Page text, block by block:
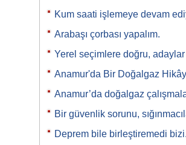
Kum saati işlemeye devam
Arabaşı çorbası yapalım.
Yerel seçimlere doğru, adaylar
Anamur'da Bir Doğalgaz
Anamur’da doğalgaz
Bir güvenlik sorunu,
Deprem bile birleştiremedi